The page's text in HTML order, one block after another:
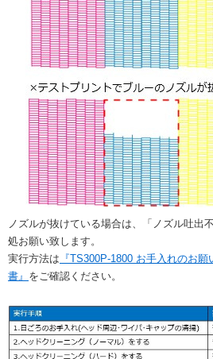
ノズルが抜けている場合は、「ノズル吐出
処お願い致します。
実行方法は 『TS300P-1800 お手入れのお願
書』 をご確認ください。